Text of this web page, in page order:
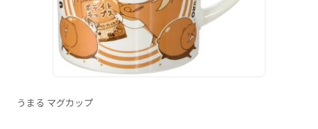
うまる マグカップ